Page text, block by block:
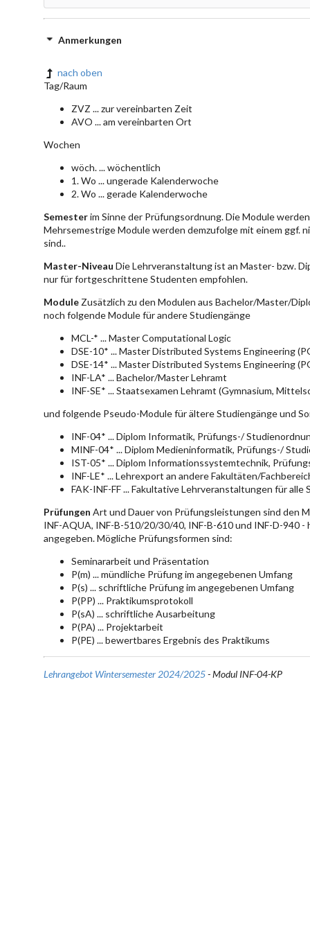
Anmerkungen
nach oben
Tag/Raum
ZVZ ... zur vereinbarten Zeit
AVO ... am vereinbarten Ort
Wochen
wöch. ... wöchentlich
1. Wo ... ungerade Kalenderwoche
2. Wo ... gerade Kalenderwoche
Semesterim Sinne der Prüfungsordnung. Die Module
Mehrsemestrige Module werden demzufolge mit einem ggf.
sind..
Master-Niveau Die Lehrveranstaltung ist an Master- bzw.
nur für fortgeschrittene Studenten empfohlen.
Module Zusätzlich zu den Modulen aus Bachelor/Master/
noch folgende Module für andere Studiengänge
MCL-* ... Master Computational Logic
DSE-10* ... Master Distributed Systems Engineering
DSE-14* ... Master Distributed Systems Engineering
INF-LA* ... Bachelor/Master Lehramt
INF-SE* ... Staatsexamen Lehramt (Gymnasium,
und folgende Pseudo-Module für ältere Studiengänge und
INF-04* ... Diplom Informatik, Prüfungs-/
MINF-04* ... Diplom Medieninformatik, Prüfungs-/
IST-05* ... Diplom Informationssystemtechnik,
INF-LE* ... Lehrexport an andere Fakultäten/
FAK-INF-FF ... Fakultative Lehrveranstaltungen für
Prüfungen Art und Dauer von Prüfungsleistungen sind den
INF-AQUA, INF-B-510/20/30/40, INF-B-610 und INF-D-940
angegeben. Mögliche Prüfungsformen sind:
Seminararbeit und Präsentation
P(m) ... mündliche Prüfung im angegebenen Umfang
P(s) ... schriftliche Prüfung im angegebenen Umfang
P(PP) ... Praktikumsprotokoll
P(sA) ... schriftliche Ausarbeitung
P(PA) ... Projektarbeit
P(PE) ... bewertbares Ergebnis des Praktikums
Lehrangebot Wintersemester 2024/2025- Modul INF-04-KP